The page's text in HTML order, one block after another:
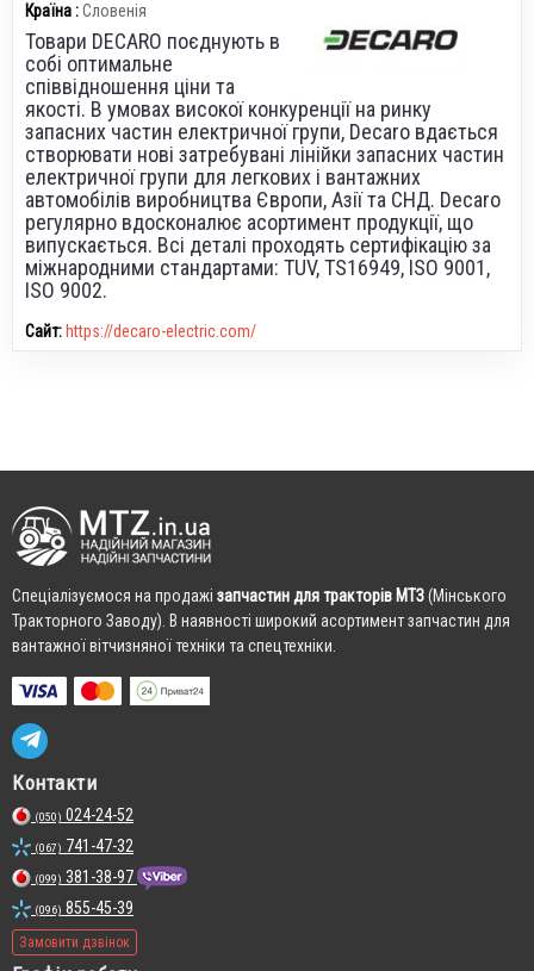
Країна :Словенія
Товари DECARO поєднують в
собі оптимальне
співвідношення ціни та
якості. В умовах високої конкуренції на ринку
запасних частин електричної групи, Decaro вдається
створювати нові затребувані лінійки запасних частин
електричної групи для легкових і вантажних
автомобілів виробництва Європи, Азії та СНД. Decaro
регулярно вдосконалює асортимент продукції, що
випускається. Всі деталі проходять сертифікацію за
міжнародними стандартами: TUV, TS16949, ISO 9001,
ISO 9002.
Сайт:https://decaro-electric.com/
Cпеціалізуємося на продажі запчастин для тракторів МТЗ(Мінського
Тракторного Заводу). В наявності широкий асортимент запчастин для
вантажної вітчизняної техніки та спецтехніки.
Контакти
(050) 024-24-52
(067) 741-47-32
(099) 381-38-97
(096) 855-45-39
Замовити дзвінок